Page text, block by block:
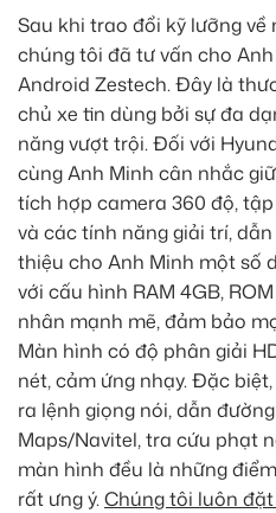
Sau khi trao đổi kỹ lưỡng về
chúng tôi đã tư vấn cho
Android Zestech. Đây là
chủ xe tin dùng bởi sự đa
năng vượt trội. Đối với
cùng Anh Minh cân nhắc
tích hợp camera 360 độ,
và các tính năng giải trí,
thiệu cho Anh Minh một số
với cấu hình RAM 4GB,
nhân mạnh mẽ, đảm bảo
Màn hình có độ phân giải
nét, cảm ứng nhạy. Đặc
ra lệnh giọng nói, dẫn
Maps/Navitel, tra cứu phạt
màn hình đều là những
rất ưng ý.Chúng tôi luôn